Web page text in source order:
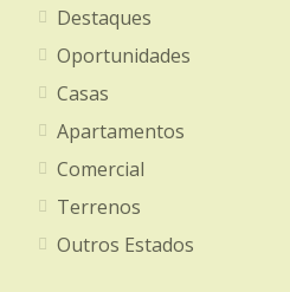
Destaques
Oportunidades
Casas
Apartamentos
Comercial
Terrenos
Outros Estados